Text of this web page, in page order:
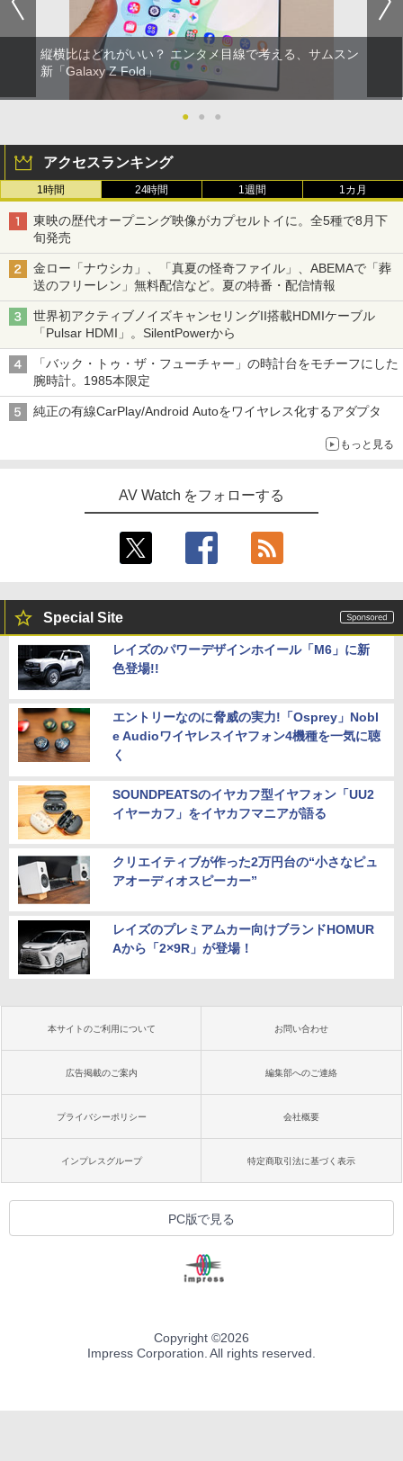
縦横比はどれがいい？ エンタメ目線で考える、サムスン
新「Galaxy Z Fold」
● ● ●
アクセスランキング
1時間 24時間 1週間 1カ月
東映の歴代オープニング映像がカプセルトイに。全5種で8月下
旬発売
金ロー「ナウシカ」、「真夏の怪奇ファイル」、ABEMAで「葬
送のフリーレン」無料配信など。夏の特番・配信情報
世界初アクティブノイズキャンセリングII搭載HDMIケーブル
「Pulsar HDMI」。SilentPowerから
「バック・トゥ・ザ・フューチャー」の時計台をモチーフにした
腕時計。1985本限定
純正の有線CarPlay/Android Autoをワイヤレス化するアダプタ
もっと見る
AV Watch をフォローする
Special Site
レイズのパワーデザインホイール「M6」に新
色登場!!
エントリーなのに脅威の実力!「Osprey」Nobl
e Audioワイヤレスイヤフォン4機種を一気に聴
く
SOUNDPEATSのイヤカフ型イヤフォン「UU2
イヤーカフ」をイヤカフマニアが語る
クリエイティブが作った2万円台の“小さなピュ
アオーディオスピーカー”
レイズのプレミアムカー向けブランドHOMUR
Aから「2×9R」が登場！
本サイトのご利用について お問い合わせ
広告掲載のご案内 編集部へのご連絡
プライバシーポリシー 会社概要
インプレスグループ 特定商取引法に基づく表示
PC版で見る
Copyright ©2026
Impress Corporation. All rights reserved.